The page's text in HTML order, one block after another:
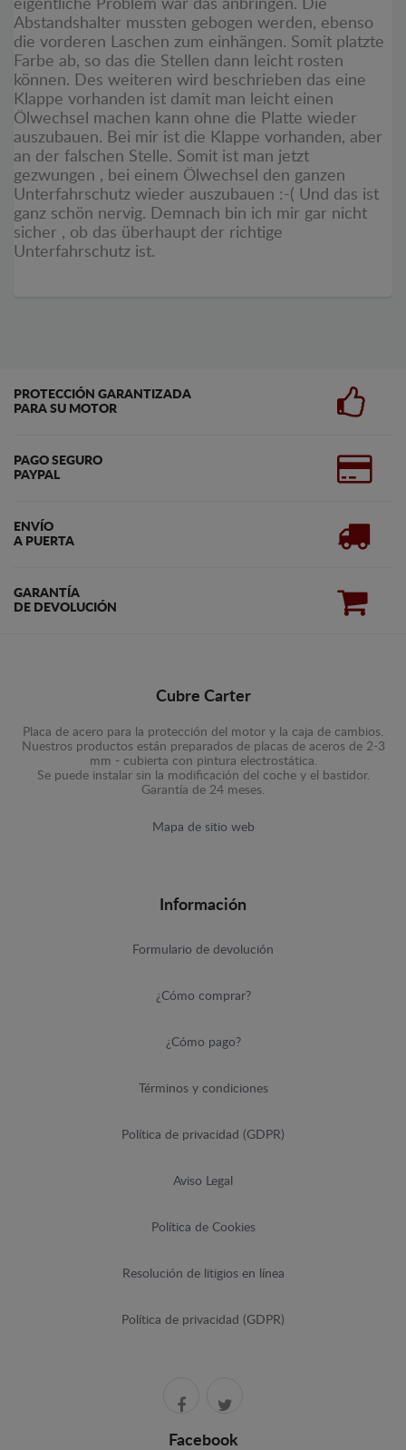
eigentliche Problem war das anbringen. Die
Abstandshalter mussten gebogen werden, ebenso
die vorderen Laschen zum einhängen. Somit platzte
Farbe ab, so das die Stellen dann leicht rosten
können. Des weiteren wird beschrieben das eine
Klappe vorhanden ist damit man leicht einen
Ölwechsel machen kann ohne die Platte wieder
auszubauen. Bei mir ist die Klappe vorhanden, aber
an der falschen Stelle. Somit ist man jetzt
gezwungen , bei einem Ölwechsel den ganzen
Unterfahrschutz wieder auszubauen :-( Und das ist
ganz schön nervig. Demnach bin ich mir gar nicht
sicher , ob das überhaupt der richtige
Unterfahrschutz ist.
PROTECCIÓN GARANTIZADA
PARA SU MOTOR
PAGO SEGURO
PAYPAL
ENVÍO
A PUERTA
GARANTÍA
DE DEVOLUCIÓN
Cubre Carter
Placa de acero para la protección del motor y la caja de cambios.
Nuestros productos están preparados de placas de aceros de 2-3
mm - cubierta con pintura electrostática.
Se puede instalar sin la modificación del coche y el bastidor.
Garantía de 24 meses.
Mapa de sitio web
Información
Formulario de devolución
¿Cómo comprar?
¿Cómo pago?
Términos y condiciones
Política de privacidad (GDPR)
Aviso Legal
Política de Cookies
Resolución de litigios en línea
Política de privacidad (GDPR)
Facebook